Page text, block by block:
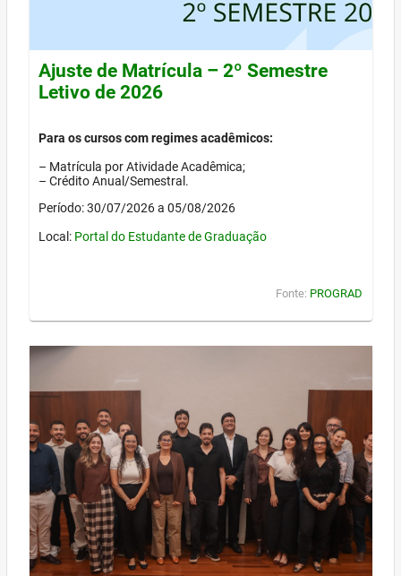
Ajuste de Matrícula – 2º Semestre
Letivo de 2026
Para os cursos com regimes acadêmicos:
– Matrícula por Atividade Acadêmica;
– Crédito Anual/Semestral.
Período: 30/07/2026 a 05/08/2026
Local: Portal do Estudante de Graduação
Fonte: PROGRAD